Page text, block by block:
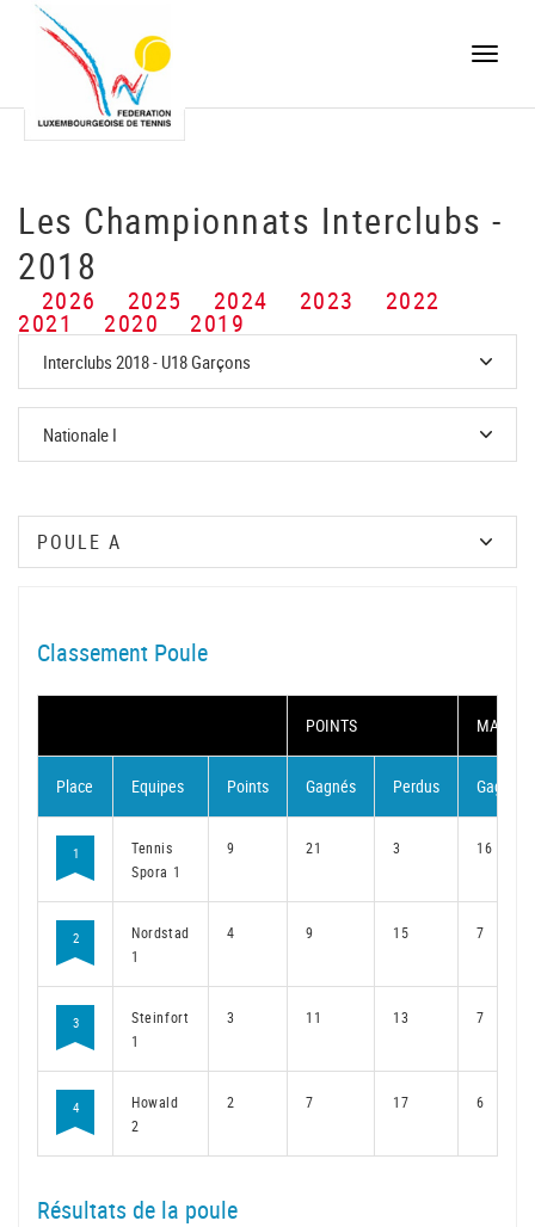
Toggle
Les Championnats Interclubs -
2018
2026 2025 2024 2023 2022
2021 2020 2019
Classement Poule
POINTS MATCH
Place Equipes Points Gagnés Perdus Gagnés
1
Tennis
Spora 1
9 21 3 16
2
Nordstad
1
4 9 15 7
3
Steinfort
1
3 11 13 7
4
Howald
2
2 7 17 6
Résultats de la poule